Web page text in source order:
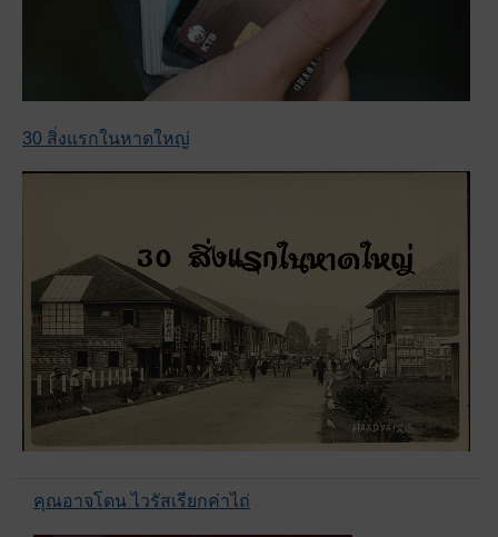
30 สิ่งแรกในหาดใหญ่
คุณอาจโดน ไวรัสเรียกค่าไถ่